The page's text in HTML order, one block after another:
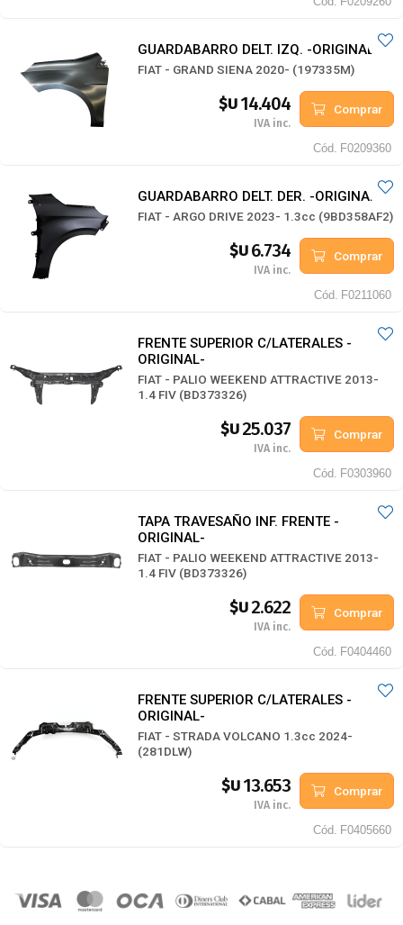
GUARDABARRO DELT. IZQ. -ORIGINAL-
FIAT - GRAND SIENA 2020- (197335M)
$U14.404
IVA inc.
Comprar
Cód. F0209360
GUARDABARRO DELT. DER. -ORIGINAL-
FIAT - ARGO DRIVE 2023- 1.3cc (9BD358AF2)
$U6.734
IVA inc.
Comprar
Cód. F0211060
FRENTE SUPERIOR C/LATERALES -
ORIGINAL-
FIAT - PALIO WEEKEND ATTRACTIVE 2013-
1.4 FIV (BD373326)
$U25.037
IVA inc.
Comprar
Cód. F0303960
TAPA TRAVESAÑO INF. FRENTE -
ORIGINAL-
FIAT - PALIO WEEKEND ATTRACTIVE 2013-
1.4 FIV (BD373326)
$U2.622
IVA inc.
Comprar
Cód. F0404460
FRENTE SUPERIOR C/LATERALES -
ORIGINAL-
FIAT - STRADA VOLCANO 1.3cc 2024-
(281DLW)
$U13.653
IVA inc.
Comprar
Cód. F0405660